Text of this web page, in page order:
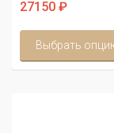
27150 ₽
Выбрать